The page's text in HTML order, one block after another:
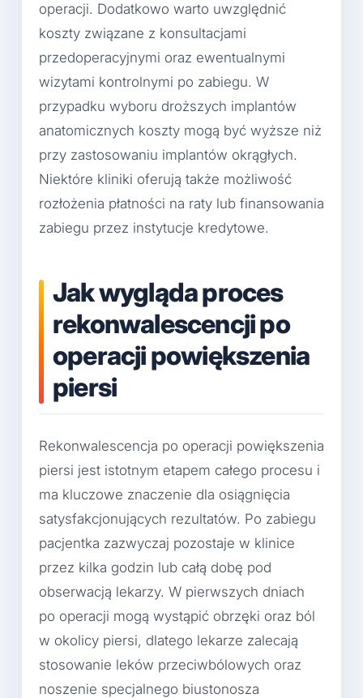
operacji. Dodatkowo warto uwzględnić
koszty związane z konsultacjami
przedoperacyjnymi oraz ewentualnymi
wizytami kontrolnymi po zabiegu. W
przypadku wyboru droższych implantów
anatomicznych koszty mogą być wyższe niż
przy zastosowaniu implantów okrągłych.
Niektóre kliniki oferują także możliwość
rozłożenia płatności na raty lub finansowania
zabiegu przez instytucje kredytowe.
Jak wygląda proces
rekonwalescencji po
operacji powiększenia
piersi
Rekonwalescencja po operacji powiększenia
piersi jest istotnym etapem całego procesu i
ma kluczowe znaczenie dla osiągnięcia
satysfakcjonujących rezultatów. Po zabiegu
pacjentka zazwyczaj pozostaje w klinice
przez kilka godzin lub całą dobę pod
obserwacją lekarzy. W pierwszych dniach
po operacji mogą wystąpić obrzęki oraz ból
w okolicy piersi, dlatego lekarze zalecają
stosowanie leków przeciwbólowych oraz
noszenie specjalnego biustonosza